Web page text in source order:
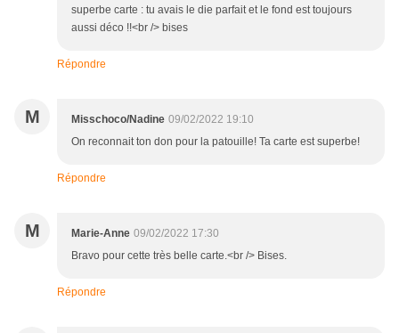
superbe carte : tu avais le die parfait et le fond est toujours
aussi déco !!<br /> bises
Répondre
M Misschoco/Nadine 09/02/2022 19:10
On reconnait ton don pour la patouille! Ta carte est superbe!
Répondre
M Marie-Anne 09/02/2022 17:30
Bravo pour cette très belle carte.<br /> Bises.
Répondre